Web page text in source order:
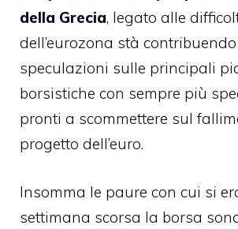
della Grecia, legato alle
dell’eurozona stà
speculazioni sulle principali
borsistiche con sempre più
pronti a scommettere sul
progetto dell’euro.
Insomma le paure con cui si
settimana scorsa la borsa